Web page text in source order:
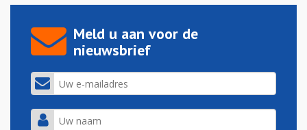
Meld u aan voor de
nieuwsbrief